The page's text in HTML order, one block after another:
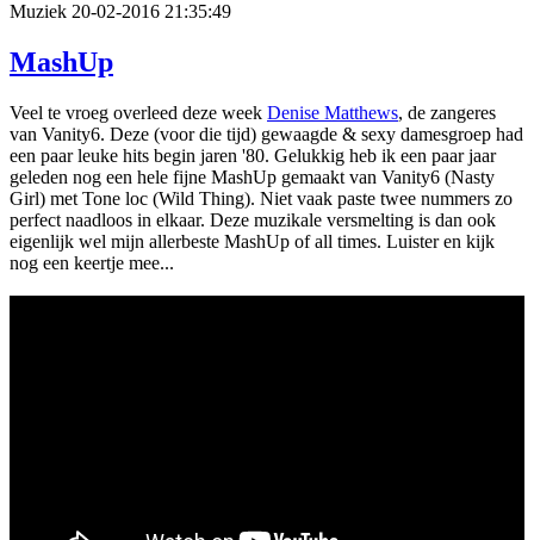
Muziek 20-02-2016 21:35:49
MashUp
Veel te vroeg overleed deze week Denise Matthews, de zangeres
van Vanity6. Deze (voor die tijd) gewaagde & sexy damesgroep had
een paar leuke hits begin jaren '80. Gelukkig heb ik een paar jaar
geleden nog een hele fijne MashUp gemaakt van Vanity6 (Nasty
Girl) met Tone loc (Wild Thing). Niet vaak paste twee nummers zo
perfect naadloos in elkaar. Deze muzikale versmelting is dan ook
eigenlijk wel mijn allerbeste MashUp of all times. Luister en kijk
nog een keertje mee...